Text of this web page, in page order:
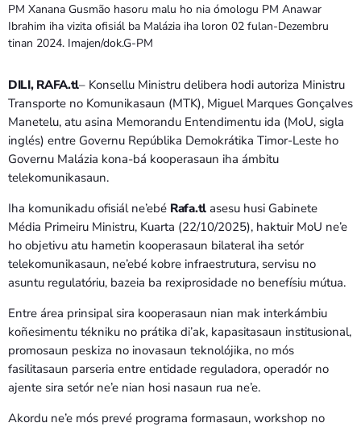
Bom dia RAFA
7:00 AM - 10:00 AM
Bom dia RAFA
7:00 AM - 9:00 AM
PM Xanana Gusmão hasoru malu ho nia ómologu PM Anawar
Ibrahim iha vizita ofisiál ba Malázia iha loron 02 fulan-Dezembru
tinan 2024. Imajen/dok.G-PM
DILI, RAFA.tl– Konsellu Ministru delibera hodi autoriza Ministru
Transporte no Komunikasaun (MTK), Miguel Marques Gonçalves
Manetelu, atu asina Memorandu Entendimentu ida (MoU, sigla
inglés) entre Governu Repúblika Demokrátika Timor-Leste ho
Governu Malázia kona-bá kooperasaun iha ámbitu
telekomunikasaun.
Iha komunikadu ofisiál ne’ebé Rafa.tlasesu husi Gabinete
Média Primeiru Ministru, Kuarta (22/10/2025), haktuir MoU ne’e
ho objetivu atu hametin kooperasaun bilateral iha setór
telekomunikasaun, ne’ebé kobre infraestrutura, servisu no
asuntu regulatóriu, bazeia ba rexiprosidade no benefísiu mútua.
Entre área prinsipal sira kooperasaun nian mak interkámbiu
koñesimentu tékniku no prátika di’ak, kapasitasaun institusional,
promosaun peskiza no inovasaun teknolójika, no mós
fasilitasaun parseria entre entidade reguladora, operadór no
ajente sira setór ne’e nian hosi nasaun rua ne’e.
Akordu ne’e mós prevé programa formasaun, workshop no